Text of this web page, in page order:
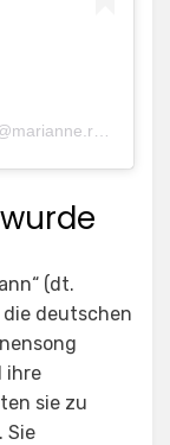
(dt.
die deutschen
ihre
sie zu
Sie